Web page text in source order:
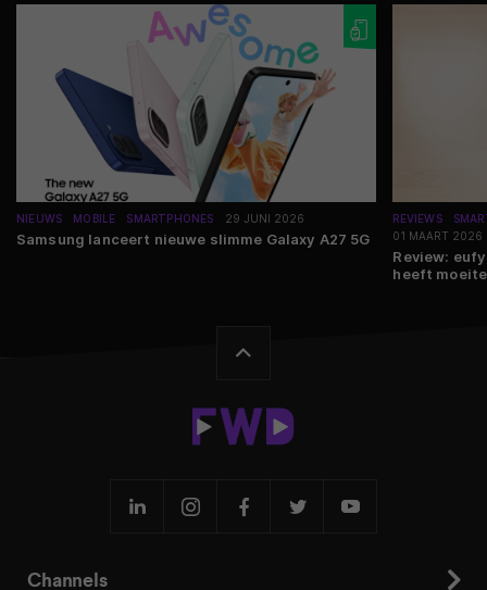
NIEUWS MOBILE SMARTPHONES 29 JUNI 2026
Samsung lanceert nieuwe slimme Galaxy A27 5G
REVIEWS
01 MAART 2026
Review:
heeft
Channels